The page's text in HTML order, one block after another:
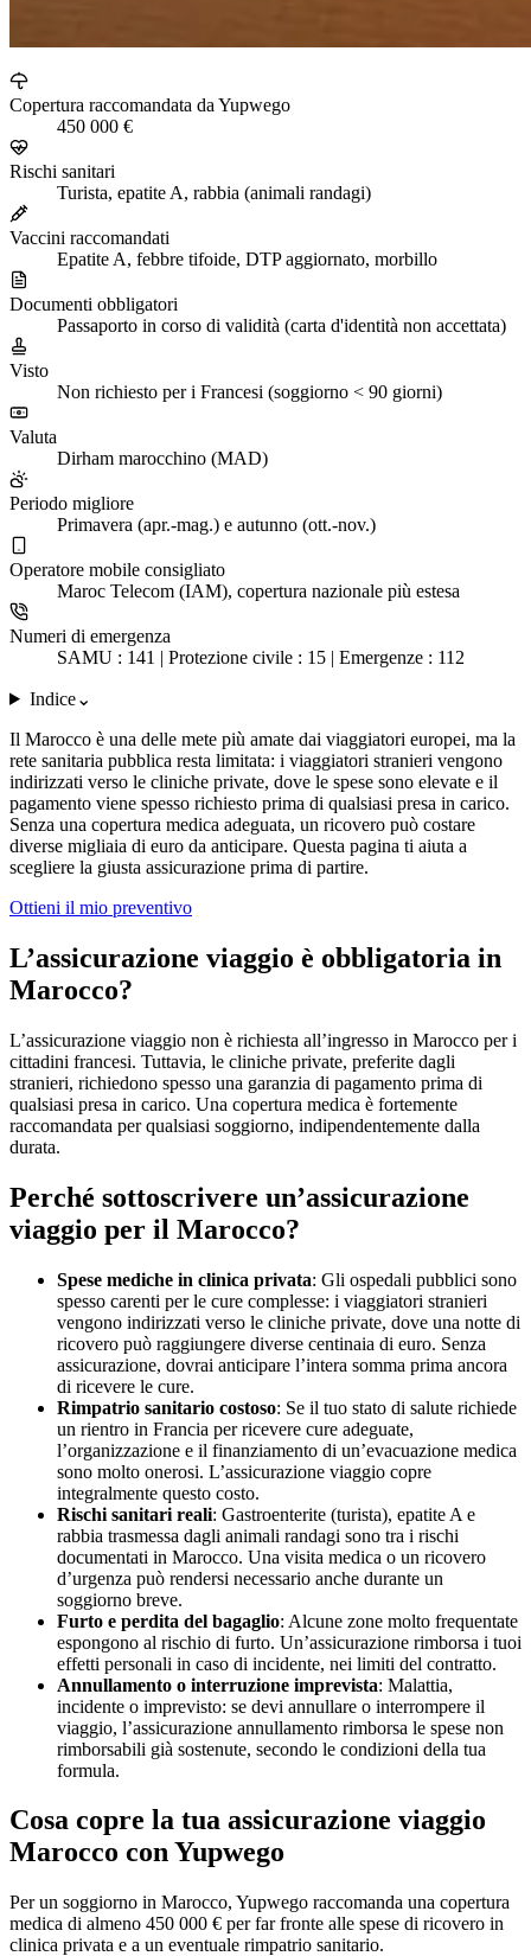
Copertura raccomandata da Yupwego
450 000 €
Rischi sanitari
Turista, epatite A, rabbia (animali randagi)
Vaccini raccomandati
Epatite A, febbre tifoide, DTP aggiornato, morbillo
Documenti obbligatori
Passaporto in corso di validità (carta d'identità non accettata)
Visto
Non richiesto per i Francesi (soggiorno < 90 giorni)
Valuta
Dirham marocchino (MAD)
Periodo migliore
Primavera (apr.-mag.) e autunno (ott.-nov.)
Operatore mobile consigliato
Maroc Telecom (IAM), copertura nazionale più estesa
Numeri di emergenza
SAMU : 141 | Protezione civile : 15 | Emergenze : 112
Indice⌄
Il Marocco è una delle mete più amate dai viaggiatori europei, ma la
rete sanitaria pubblica resta limitata: i viaggiatori stranieri vengono
indirizzati verso le cliniche private, dove le spese sono elevate e il
pagamento viene spesso richiesto prima di qualsiasi presa in carico.
Senza una copertura medica adeguata, un ricovero può costare
diverse migliaia di euro da anticipare. Questa pagina ti aiuta a
scegliere la giusta assicurazione prima di partire.
Ottieni il mio preventivo
L’assicurazione viaggio è obbligatoria in
Marocco?
L’assicurazione viaggio non è richiesta all’ingresso in Marocco per i
cittadini francesi. Tuttavia, le cliniche private, preferite dagli
stranieri, richiedono spesso una garanzia di pagamento prima di
qualsiasi presa in carico. Una copertura medica è fortemente
raccomandata per qualsiasi soggiorno, indipendentemente dalla
durata.
Perché sottoscrivere un’assicurazione
viaggio per il Marocco?
Spese mediche in clinica privata: Gli ospedali pubblici sono
spesso carenti per le cure complesse: i viaggiatori stranieri
vengono indirizzati verso le cliniche private, dove una notte di
ricovero può raggiungere diverse centinaia di euro. Senza
assicurazione, dovrai anticipare l’intera somma prima ancora
di ricevere le cure.
Rimpatrio sanitario costoso: Se il tuo stato di salute richiede
un rientro in Francia per ricevere cure adeguate,
l’organizzazione e il finanziamento di un’evacuazione medica
sono molto onerosi. L’assicurazione viaggio copre
integralmente questo costo.
Rischi sanitari reali: Gastroenterite (turista), epatite A e
rabbia trasmessa dagli animali randagi sono tra i rischi
documentati in Marocco. Una visita medica o un ricovero
d’urgenza può rendersi necessario anche durante un
soggiorno breve.
Furto e perdita del bagaglio: Alcune zone molto frequentate
espongono al rischio di furto. Un’assicurazione rimborsa i tuoi
effetti personali in caso di incidente, nei limiti del contratto.
Annullamento o interruzione imprevista: Malattia,
incidente o imprevisto: se devi annullare o interrompere il
viaggio, l’assicurazione annullamento rimborsa le spese non
rimborsabili già sostenute, secondo le condizioni della tua
formula.
Cosa copre la tua assicurazione viaggio
Marocco con Yupwego
Per un soggiorno in Marocco, Yupwego raccomanda una copertura
medica di almeno 450 000 € per far fronte alle spese di ricovero in
clinica privata e a un eventuale rimpatrio sanitario.